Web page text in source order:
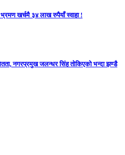
भ्रमण खर्चमै ३४ लाख रुपैयाँ स्वाहा !
नगरप्रमुख जलन्धर सिंह तोकिएको भन्दा झण्डै